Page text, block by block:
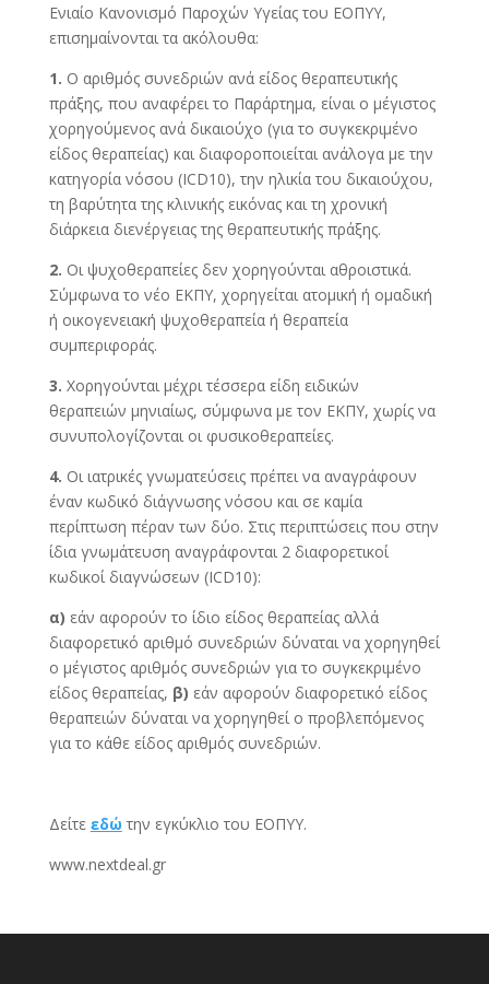
Ενιαίο Κανονισμό Παροχών Υγείας του ΕΟΠΥΥ,
επισημαίνονται τα ακόλουθα:
1. Ο αριθμός συνεδριών ανά είδος θεραπευτικής
πράξης, που αναφέρει το Παράρτημα, είναι ο μέγιστος
χορηγούμενος ανά δικαιούχο (για το συγκεκριμένο
είδος θεραπείας) και διαφοροποιείται ανάλογα με την
κατηγορία νόσου (ICD10), την ηλικία του δικαιούχου,
τη βαρύτητα της κλινικής εικόνας και τη χρονική
διάρκεια διενέργειας της θεραπευτικής πράξης.
2. Οι ψυχοθεραπείες δεν χορηγούνται αθροιστικά.
Σύμφωνα το νέο ΕΚΠΥ, χορηγείται ατομική ή ομαδική
ή οικογενειακή ψυχοθεραπεία ή θεραπεία
συμπεριφοράς.
3. Χορηγούνται μέχρι τέσσερα είδη ειδικών
θεραπειών μηνιαίως, σύμφωνα με τον ΕΚΠΥ, χωρίς να
συνυπολογίζονται οι φυσικοθεραπείες.
4. Οι ιατρικές γνωματεύσεις πρέπει να αναγράφουν
έναν κωδικό διάγνωσης νόσου και σε καμία
περίπτωση πέραν των δύο. Στις περιπτώσεις που στην
ίδια γνωμάτευση αναγράφονται 2 διαφορετικοί
κωδικοί διαγνώσεων (ICD10):
α) εάν αφορούν το ίδιο είδος θεραπείας αλλά
διαφορετικό αριθμό συνεδριών δύναται να χορηγηθεί
ο μέγιστος αριθμός συνεδριών για το συγκεκριμένο
είδος θεραπείας, β) εάν αφορούν διαφορετικό είδος
θεραπειών δύναται να χορηγηθεί ο προβλεπόμενος
για το κάθε είδος αριθμός συνεδριών.
Δείτε εδώ την εγκύκλιο του ΕΟΠΥΥ.
www.nextdeal.gr